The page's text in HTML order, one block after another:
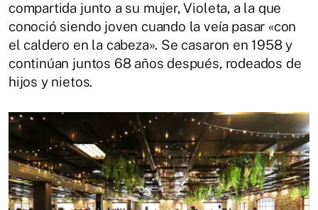
compartida junto a su mujer, Violeta, a la que
conoció siendo joven cuando la veía pasar «con
el caldero en la cabeza». Se casaron en 1958 y
continúan juntos 68 años después, rodeados de
hijos y nietos.